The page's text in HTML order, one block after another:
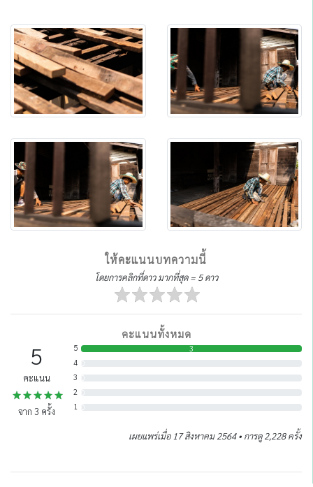
ให้คะแนนบทความนี้
โดยการคลิกที่ดาว มากที่สุด = 5 ดาว
คะแนนทั้งหมด
5
คะแนน
จาก 3 ครั้ง
5
3
4
3
2
1
เผยแพร่เมื่อ 17 สิงหาคม 2564 • การดู 2,228 ครั้ง